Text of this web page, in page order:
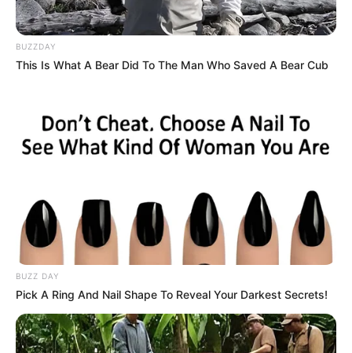
BUZZDAY
This Is What A Bear Did To The Man Who Saved A Bear Cub
BUZZ DAY
Pick A Ring And Nail Shape To Reveal Your Darkest Secrets!